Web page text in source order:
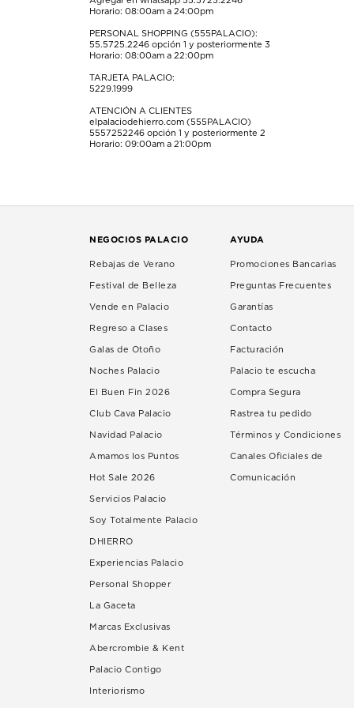
Horario: 08:00am a 24:00pm
PERSONAL SHOPPING (555PALACIO):
55.5725.2246 opción 1 y posteriormente 3
Horario: 08:00am a 22:00pm
TARJETA PALACIO:
5229.1999
ATENCIÓN A CLIENTES
elpalaciodehierro.com (555PALACIO)
5557252246 opción 1 y posteriormente 2
Horario: 09:00am a 21:00pm
NEGOCIOS PALACIO
Rebajas de Verano
Festival de Belleza
Vende en Palacio
Regreso a Clases
Galas de Otoño
Noches Palacio
El Buen Fin 2026
Club Cava Palacio
Navidad Palacio
Amamos los Puntos
Hot Sale 2026
Servicios Palacio
Soy Totalmente Palacio
DHIERRO
Experiencias Palacio
Personal Shopper
La Gaceta
Marcas Exclusivas
Abercrombie & Kent
Palacio Contigo
Interiorismo
AYUDA
Promociones Bancarias
Preguntas Frecuentes
Garantías
Contacto
Facturación
Palacio te escucha
Compra Segura
Rastrea tu pedido
Términos y Condiciones
Canales Oficiales de
Comunicación